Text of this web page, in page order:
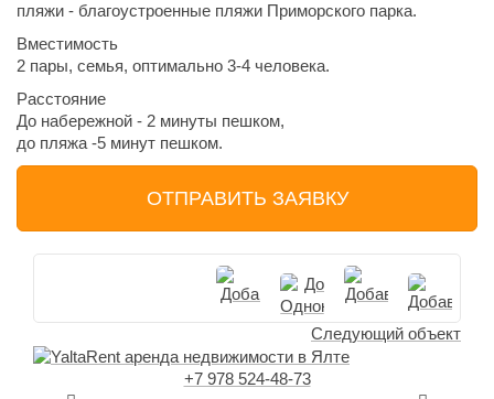
пляжи - благоустроенные пляжи Приморского парка.
Вместимость
2 пары, семья, оптимально 3-4 человека.
Расстояние
До набережной - 2 минуты пешком,
до пляжа -5 минут пешком.
ОТПРАВИТЬ ЗАЯВКУ
Следующий объект
+7 978 524-48-73